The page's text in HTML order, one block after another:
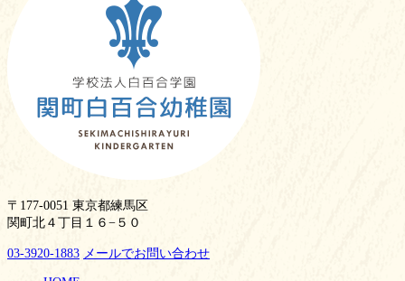
〒177-0051 東京都練馬区
関町北４丁目１６−５０
03-3920-1883 メールでお問い合わせ